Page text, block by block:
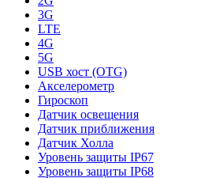
3G
LTE
4G
5G
USB хост (OTG)
Акселерометр
Гироскоп
Датчик освещения
Датчик приближения
Датчик Холла
Уровень защиты IP67
Уровень защиты IP68